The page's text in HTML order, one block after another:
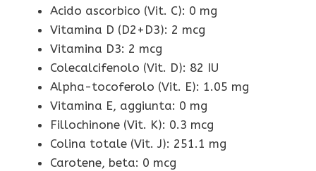
Acido ascorbico (Vit. C): 0 mg
Vitamina D (D2+D3): 2 mcg
Vitamina D3: 2 mcg
Colecalcifenolo (Vit. D): 82 IU
Alpha-tocoferolo (Vit. E): 1.05 mg
Vitamina E, aggiunta: 0 mg
Fillochinone (Vit. K): 0.3 mcg
Colina totale (Vit. J): 251.1 mg
Carotene, beta: 0 mcg